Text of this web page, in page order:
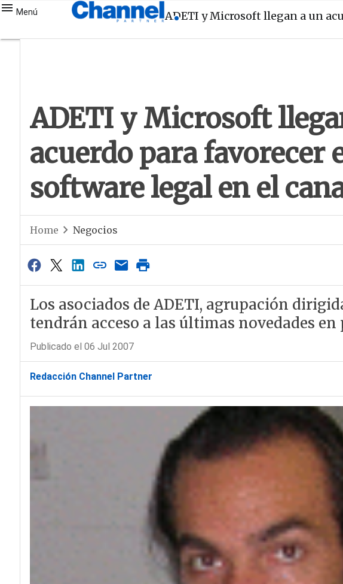
Menú ADETI y Microsoft llegan a un
ADETI y Microsoft
acuerdo para favorecer
software legal en el
Home Negocios
Los asociados de ADETI, agrupación
tendrán acceso a las últimas novedades
Publicado el 06 Jul 2007
Redacción Channel Partner